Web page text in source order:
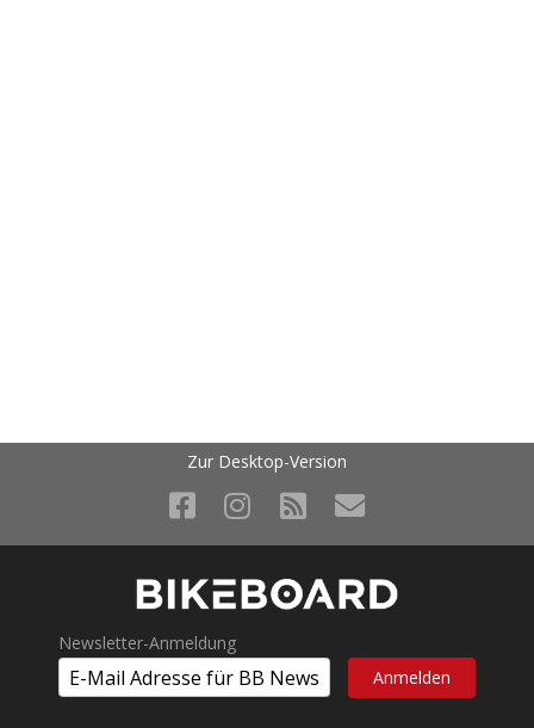
Zur Desktop-Version
Newsletter-Anmeldung